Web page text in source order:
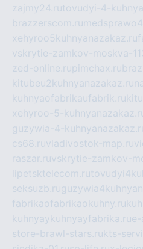
zajmy24.rutovudyi-4-
brazzerscom.ru
xehyroo5kuhnyanazakaz.ru
vskrytie-zamkov-moskva-
zed-online.rupimchax.ru
kitubeu2kuhnyanazakaz.ru
kuhnyaofabrikaufabrik.ru
xehyroo-5-
guzywia-4-
cs68.ruvladivostok-map.ru
raszar.ruvskrytie-zamkov-
lipetsktelecom.ru
seksuzb.ru
fabrikaofabrikaokuhny.ru
kuhnyaykuhnyayfabrika.rue-
store-brawl-stars.rukts-